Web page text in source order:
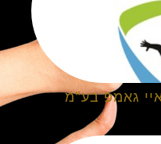
גאמפ בע"מ